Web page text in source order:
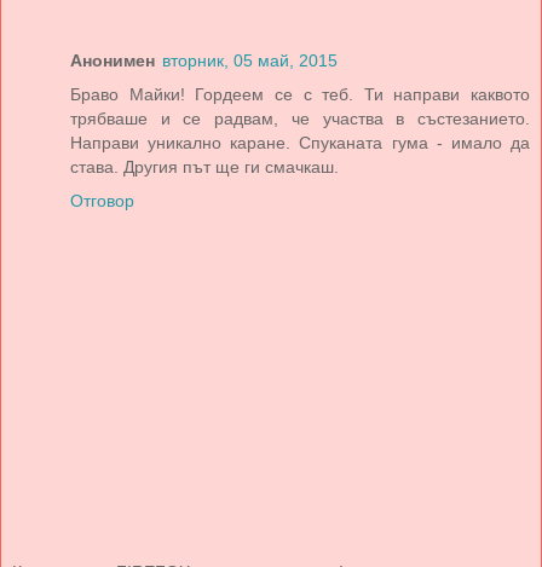
Анонимен вторник, 05 май, 2015
Браво Майки! Гордеем се с теб. Ти направи каквото
трябваше и се радвам, че участва в състезанието.
Направи уникално каране. Спуканата гума - имало да
става. Другия път ще ги смачкаш.
Отговор